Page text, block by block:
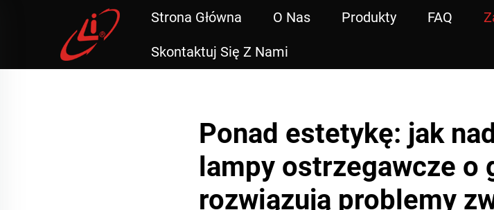
Strona Główna O Nas Produkty FAQ
Skontaktuj Się Z Nami
Ponad estetykę: jak
lampy ostrzegawcze o
rozwiązują problemy